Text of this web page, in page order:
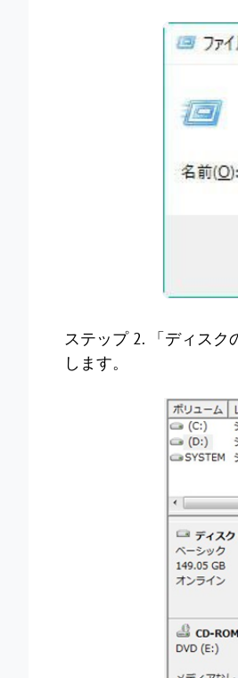
ステップ 2. 「ディス
します。